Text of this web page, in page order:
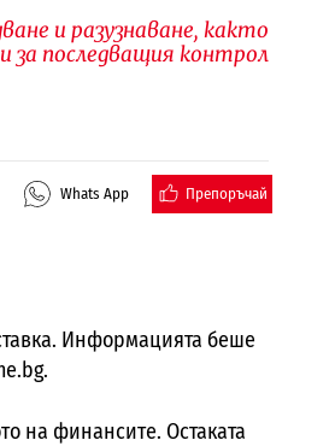
и разузнаване, както
и за последващия контрол
Whats App Препоръчай
Информацията беше
на финансите. Остаката